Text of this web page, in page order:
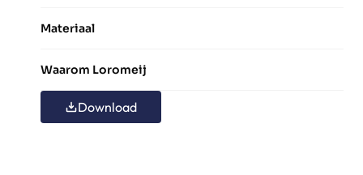
Materiaal
Waarom Loromeij
Download